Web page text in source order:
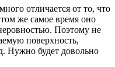
отличается от то, что
же самое время оно
Поэтому не
поверхность,
Нужно будет довольно